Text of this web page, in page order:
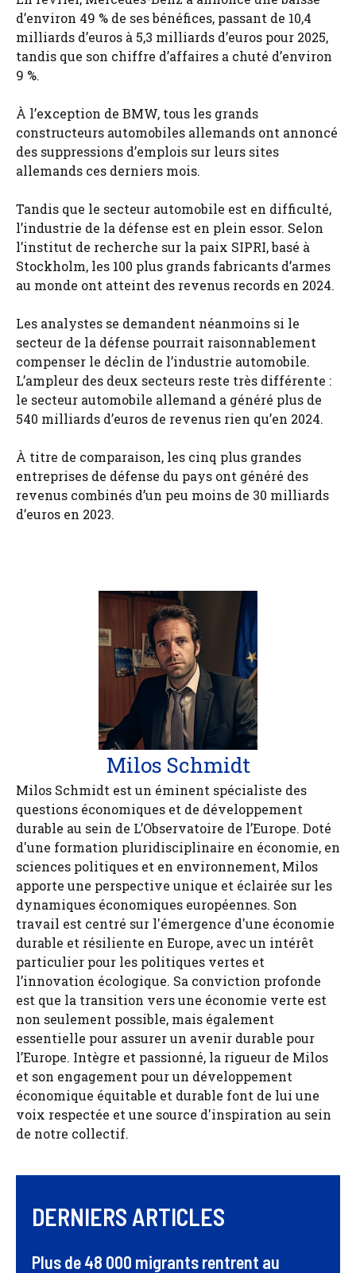
d’environ 49 % de ses bénéfices, passant de 10,4
milliards d’euros à 5,3 milliards d’euros pour 2025,
tandis que son chiffre d’affaires a chuté d’environ
9 %.
À l’exception de BMW, tous les grands
constructeurs automobiles allemands ont annoncé
des suppressions d’emplois sur leurs sites
allemands ces derniers mois.
Tandis que le secteur automobile est en difficulté,
l’industrie de la défense est en plein essor. Selon
l’institut de recherche sur la paix SIPRI, basé à
Stockholm, les 100 plus grands fabricants d’armes
au monde ont atteint des revenus records en 2024.
Les analystes se demandent néanmoins si le
secteur de la défense pourrait raisonnablement
compenser le déclin de l’industrie automobile.
L’ampleur des deux secteurs reste très différente :
le secteur automobile allemand a généré plus de
540 milliards d’euros de revenus rien qu’en 2024.
À titre de comparaison, les cinq plus grandes
entreprises de défense du pays ont généré des
revenus combinés d’un peu moins de 30 milliards
d’euros en 2023.
Milos Schmidt
Milos Schmidt est un éminent spécialiste des
questions économiques et de développement
durable au sein de L’Observatoire de l’Europe. Doté
d'une formation pluridisciplinaire en économie, en
sciences politiques et en environnement, Milos
apporte une perspective unique et éclairée sur les
dynamiques économiques européennes. Son
travail est centré sur l'émergence d'une économie
durable et résiliente en Europe, avec un intérêt
particulier pour les politiques vertes et
l’innovation écologique. Sa conviction profonde
est que la transition vers une économie verte est
non seulement possible, mais également
essentielle pour assurer un avenir durable pour
l’Europe. Intègre et passionné, la rigueur de Milos
et son engagement pour un développement
économique équitable et durable font de lui une
voix respectée et une source d'inspiration au sein
de notre collectif.
DERNIERS ARTICLES
Plus de 48 000 migrants rentrent au